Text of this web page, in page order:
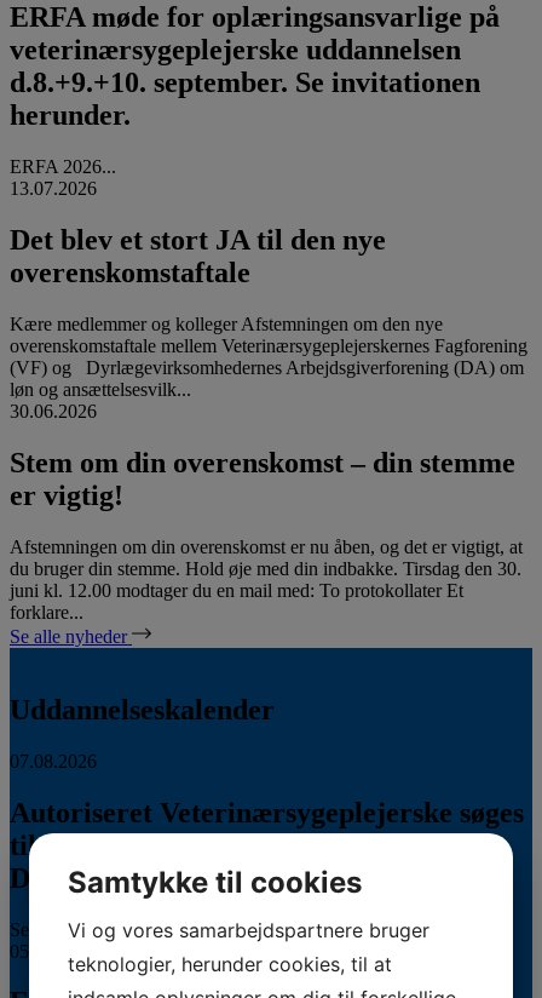
ERFA møde for oplæringsansvarlige på
veterinærsygeplejerske uddannelsen
d.8.+9.+10. september. Se invitationen
herunder.
ERFA 2026...
13.07.2026
Det blev et stort JA til den nye
overenskomstaftale
Kære medlemmer og kolleger Afstemningen om den nye
overenskomstaftale mellem Veterinærsygeplejerskernes Fagforening
(VF) og Dyrlægevirksomhedernes Arbejdsgiverforening (DA) om
løn og ansættelsesvilk...
30.06.2026
Stem om din overenskomst – din stemme
er vigtig!
Afstemningen om din overenskomst er nu åben, og det er vigtigt, at
du bruger din stemme. Hold øje med din indbakke. Tirsdag den 30.
juni kl. 12.00 modtager du en mail med: To protokollater Et
forklare...
Se alle nyheder
Uddannelseskalender
07.08.2026
Autoriseret Veterinærsygeplejerske søges
til fuldtidsstilling hos Vestermose
Dyreklinik på Vestsjælland
Se stillingsopslaget her...
05.08.2026
Samtykke til cookies
Vi og vores samarbejdspartnere bruger
teknologier, herunder cookies, til at